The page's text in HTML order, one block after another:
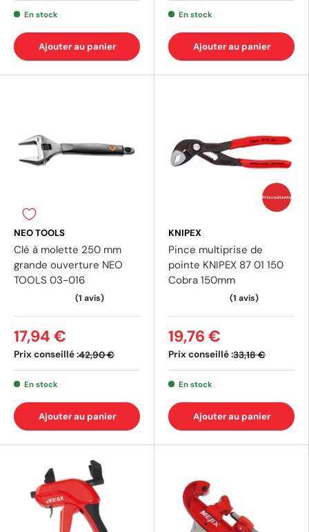
En stock
Ajouter au panier
En stock
Ajouter au panier
NEO TOOLS
Clé à molette 250 mm
grande ouverture NEO
TOOLS 03-016
Prix conseillé :42,90 €
17,94 €
En stock
Ajouter au panier
Prix coûtants
KNIPEX
Pince multiprise de
pointe KNIPEX 87 01 150
Cobra 150mm
Prix conseillé :33,18 €
19,76 €
En stock
Ajouter au panier